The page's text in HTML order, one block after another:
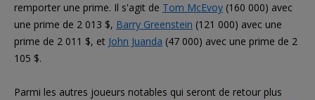
remporter une prime. Il s'agit de Tom McEvoy (160 000) avec
une prime de 2 013 $, Barry Greenstein (121 000) avec une
prime de 2 011 $, et John Juanda (47 000) avec une prime de 2
105 $.
Parmi les autres joueurs notables qui seront de retour plus